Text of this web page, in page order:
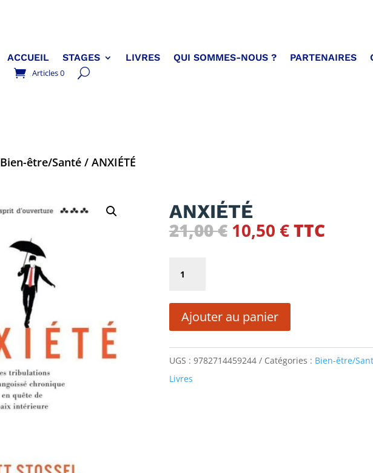
ACCUEIL STAGES LIVRES QUI SOMMES-NOUS ? PARTENAIRES
Articles 0
Bien-être/Santé / ANXIÉTÉ
ANXIÉTÉ
21,00€ Le
21,00 €.
10,50 €Le
10,50 €.
TTC
ANXIÉTÉ
Ajouter au panier
UGS : 9782714459244 Catégories : Bien-être/
Livres